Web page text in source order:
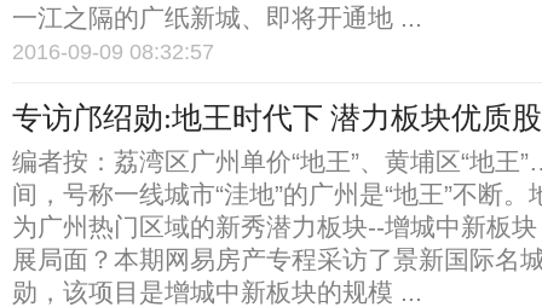
一江之隔的广纸新城、即将开通地 ...
2016-09-09 08:32:57
专访邝绍勋:地王时代下 潜力板块优质
编者按：荔湾区广州单价“地王”、黄埔区“地
间，号称一线城市“洼地”的广州是“地王”不断
为广州热门区域的新秀潜力板块--增城中新板
展局面？本期网易房产专程采访了景新国际名
勋，该项目是增城中新板块的规模 ...